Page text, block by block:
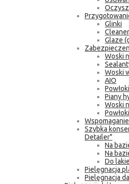
Glinki
Glaze
Woski
Woski
AIO
Piany
Woski
Szybka
Detailer"
Na
Na
Do
Pielęgnacja
Pielęgnacja